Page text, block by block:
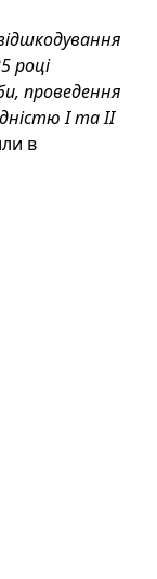
році
проведення
І та ІІ
в